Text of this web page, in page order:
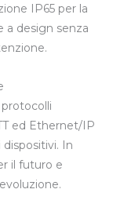
IP65 per la
a design senza
ed Ethernet/IP
In
il futuro e